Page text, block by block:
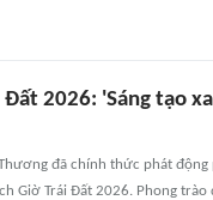
2026: 'Sáng tạo
đã chính thức phát
Giờ Trái Đất 2026. Phong